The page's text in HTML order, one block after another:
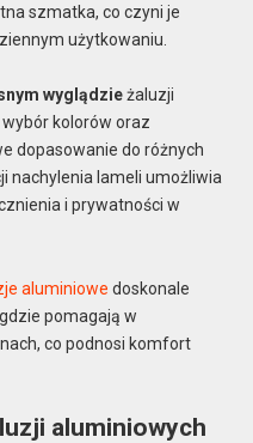
szmatka, co czyni je
użytkowaniu.
wyglądzieżaluzji
kolorów oraz
dopasowanie do różnych
nachylenia lameli umożliwia
i prywatności w
aluminiowe doskonale
pomagają w
co podnosi komfort
aluminiowych